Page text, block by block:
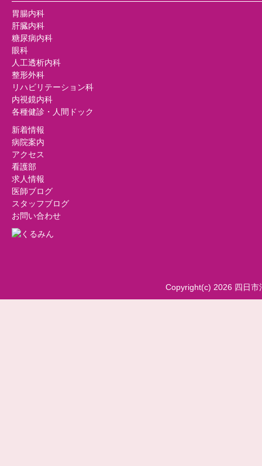
胃腸内科
肝臓内科
糖尿病内科
眼科
人工透析内科
整形外科
リハビリテーション科
内視鏡内科
各種健診・人間ドック
新着情報
病院案内
アクセス
看護部
求人情報
医師ブログ
スタッフブログ
お問い合わせ
Copyright(c) 2026 四日